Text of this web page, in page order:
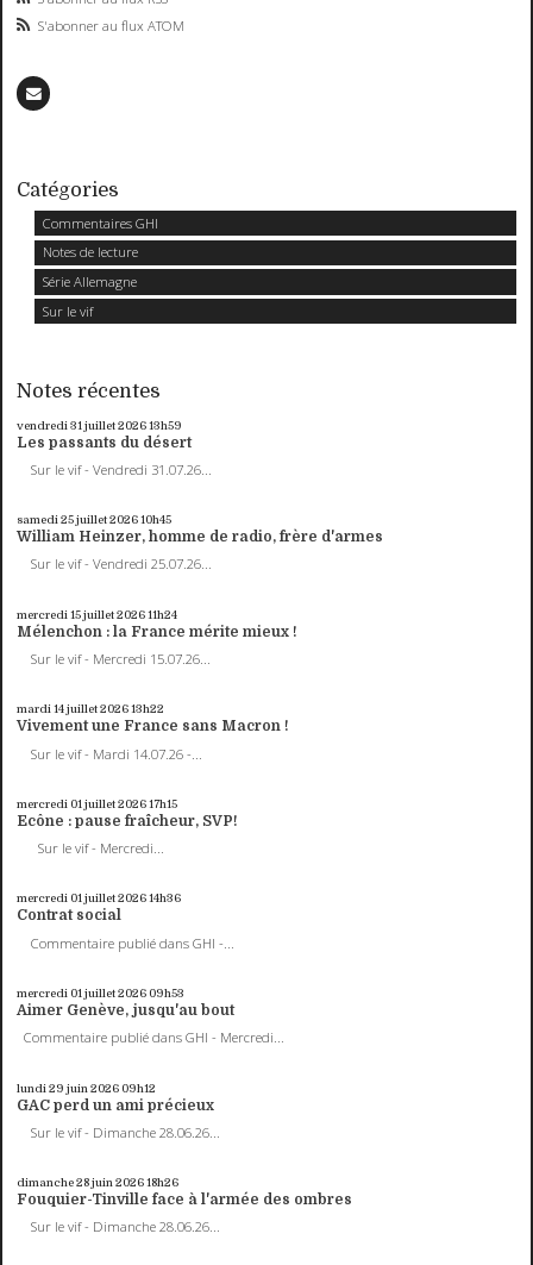
S'abonner au flux ATOM
Catégories
Commentaires GHI
Notes de lecture
Série Allemagne
Sur le vif
Notes récentes
vendredi 31 juillet 202613h59
Les passants du désert
Sur le vif - Vendredi 31.07.26...
samedi 25juillet 202610h45
William Heinzer, homme de radio, frère d'armes
Sur le vif - Vendredi 25.07.26...
mercredi 15juillet 202611h24
Mélenchon : la France mérite mieux !
Sur le vif - Mercredi 15.07.26...
mardi 14juillet 202613h22
Vivement une France sans Macron !
Sur le vif - Mardi 14.07.26 -...
mercredi 01 juillet 202617h15
Ecône : pause fraîcheur, SVP!
Sur le vif - Mercredi...
mercredi 01juillet 202614h36
Contrat social
Commentaire publié dans GHI -...
mercredi 01 juillet 2026 09h53
Aimer Genève, jusqu'au bout
Commentaire publié dans GHI - Mercredi...
lundi 29 juin 2026 09h12
GAC perd un ami précieux
Sur le vif - Dimanche 28.06.26...
dimanche 28juin 202618h26
Fouquier-Tinville face à l'armée des ombres
Sur le vif - Dimanche 28.06.26...